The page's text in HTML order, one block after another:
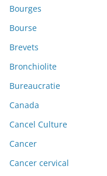
Bourges
Bourse
Brevets
Bronchiolite
Bureaucratie
Canada
Cancel Culture
Cancer
Cancer cervical